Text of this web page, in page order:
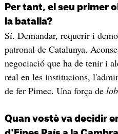
Per tant, el seu primer
la batalla?
Sí. Demandar, requerir i
patronal de Catalunya.
negociació que ha de tenir i
real en les institucions,
de fer Pimec. Una força de
Quan vostè va decidir